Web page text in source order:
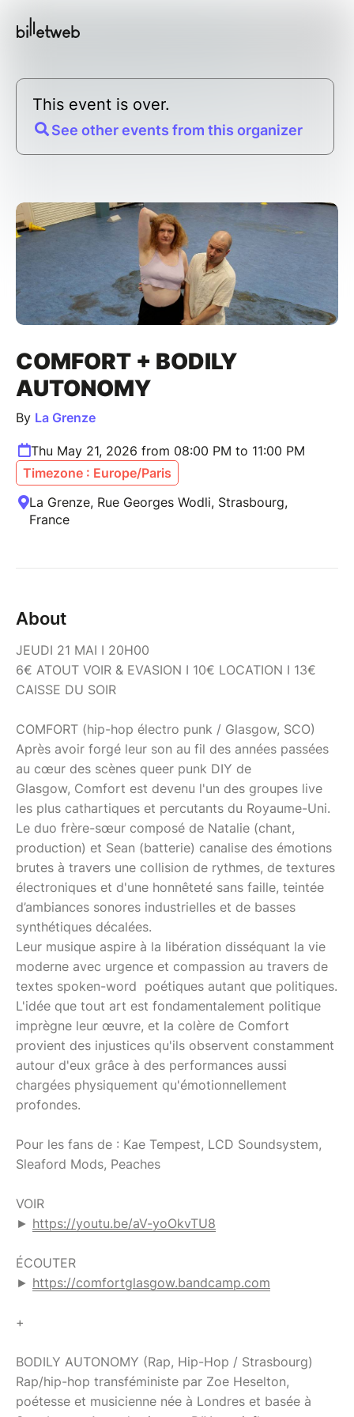
This event is over.
See other events from this organizer
COMFORT + BODILY
AUTONOMY
By La Grenze
Thu May 21, 2026 from 08:00 PM to 11:00 PM
Timezone : Europe/Paris
La Grenze, Rue Georges Wodli, Strasbourg,
France
About
JEUDI 21 MAI I 20H00
6€ ATOUT VOIR & EVASION I 10€ LOCATION I 13€
CAISSE DU SOIR
COMFORT (hip-hop électro punk / Glasgow, SCO)
Après avoir forgé leur son au fil des années passées
au cœur des scènes queer punk DIY de
Glasgow, Comfort est devenu l'un des groupes live
les plus cathartiques et percutants du Royaume-Uni.
Le duo frère-sœur composé de Natalie (chant,
production) et Sean (batterie) canalise des émotions
brutes à travers une collision de rythmes, de textures
électroniques et d'une honnêteté sans faille, teintée
d’ambiances sonores industrielles et de basses
synthétiques décalées.
Leur musique aspire à la libération disséquant la vie
moderne avec urgence et compassion au travers de
textes spoken-word poétiques autant que politiques.
L'idée que tout art est fondamentalement politique
imprègne leur œuvre, et la colère de Comfort
provient des injustices qu'ils observent constamment
autour d'eux grâce à des performances aussi
chargées physiquement qu'émotionnellement
profondes.
Pour les fans de : Kae Tempest, LCD Soundsystem,
Sleaford Mods, Peaches
VOIR
► https://youtu.be/aV-yoOkvTU8
ÉCOUTER
► https://comfortglasgow.bandcamp.com
+
BODILY AUTONOMY (Rap, Hip-Hop / Strasbourg)
Rap/hip-hop transféministe par Zoe Heselton,
poétesse et musicienne née à Londres et basée à